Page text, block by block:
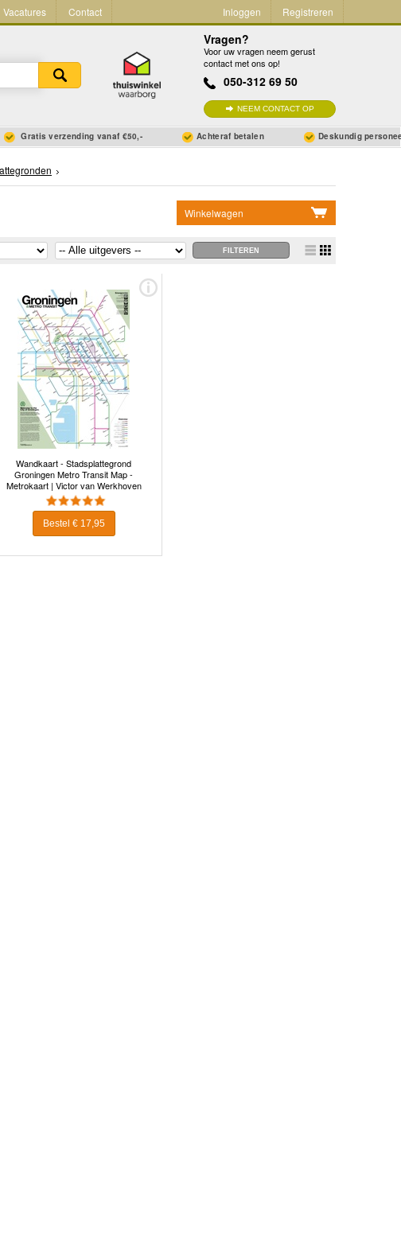
Vacatures Contact Inloggen Registreren
Vragen?
Voor uw vragen neem gerust
contact met ons op!
050-312 69 50
NEEM CONTACT OP
Gratis verzending vanaf €50,- Achteraf betalen Deskundig
Winkelwagen
Ga naar winkelwagen
Wandkaart - Stadsplattegrond
Groningen Metro Transit Map -
Metrokaart | Victor van Werkhoven
Bestel € 17,95